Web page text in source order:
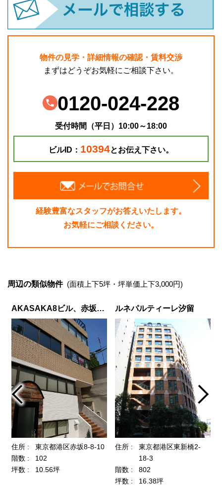
物件の見学・詳細情報の確認・賃料交渉
まずはどうぞお気軽にご相談下さい。
0120-024-228
受付時間（平日）10:00～18:00
ビルID： 10394とお伝え下さい。
経験豊富なスタッフがお答えいたします。
お気軽にご相談ください。
周辺の類似物件 (面積上下5坪・坪単価上下3,000円)